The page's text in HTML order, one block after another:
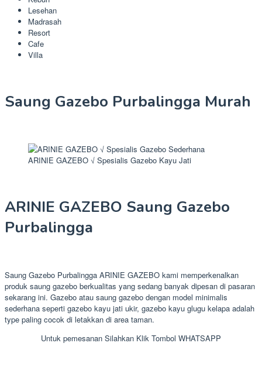
Lesehan
Madrasah
Resort
Cafe
Villa
Saung Gazebo Purbalingga Murah
ARINIE GAZEBO √ Spesialis Gazebo Kayu Jati
ARINIE GAZEBO Saung Gazebo
Purbalingga
Saung Gazebo Purbalingga ARINIE GAZEBO kami memperkenalkan
produk saung gazebo berkualitas yang sedang banyak dipesan di pasaran
sekarang ini. Gazebo atau saung gazebo dengan model minimalis
sederhana seperti gazebo kayu jati ukir, gazebo kayu glugu kelapa adalah
type paling cocok di letakkan di area taman.
Untuk pemesanan Silahkan Klik Tombol WHATSAPP